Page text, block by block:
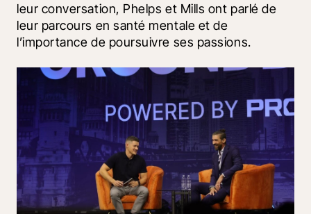
leur conversation, Phelps et Mills ont parlé de
leur parcours en santé mentale et de
l’importance de poursuivre ses passions.